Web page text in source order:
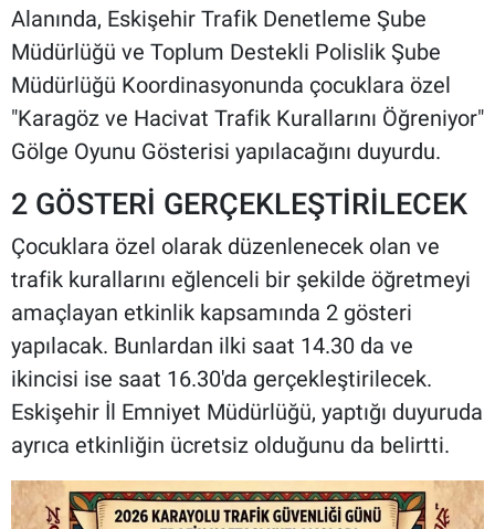
Alanında, Eskişehir Trafik Denetleme Şube
Müdürlüğü ve Toplum Destekli Polislik Şube
Müdürlüğü Koordinasyonunda çocuklara özel
"Karagöz ve Hacivat Trafik Kurallarını Öğreniyor"
Gölge Oyunu Gösterisi yapılacağını duyurdu.
2 GÖSTERİ GERÇEKLEŞTİRİLECEK
Çocuklara özel olarak düzenlenecek olan ve
trafik kurallarını eğlenceli bir şekilde öğretmeyi
amaçlayan etkinlik kapsamında 2 gösteri
yapılacak. Bunlardan ilki saat 14.30 da ve
ikincisi ise saat 16.30'da gerçekleştirilecek.
Eskişehir İl Emniyet Müdürlüğü, yaptığı duyuruda
ayrıca etkinliğin ücretsiz olduğunu da belirtti.